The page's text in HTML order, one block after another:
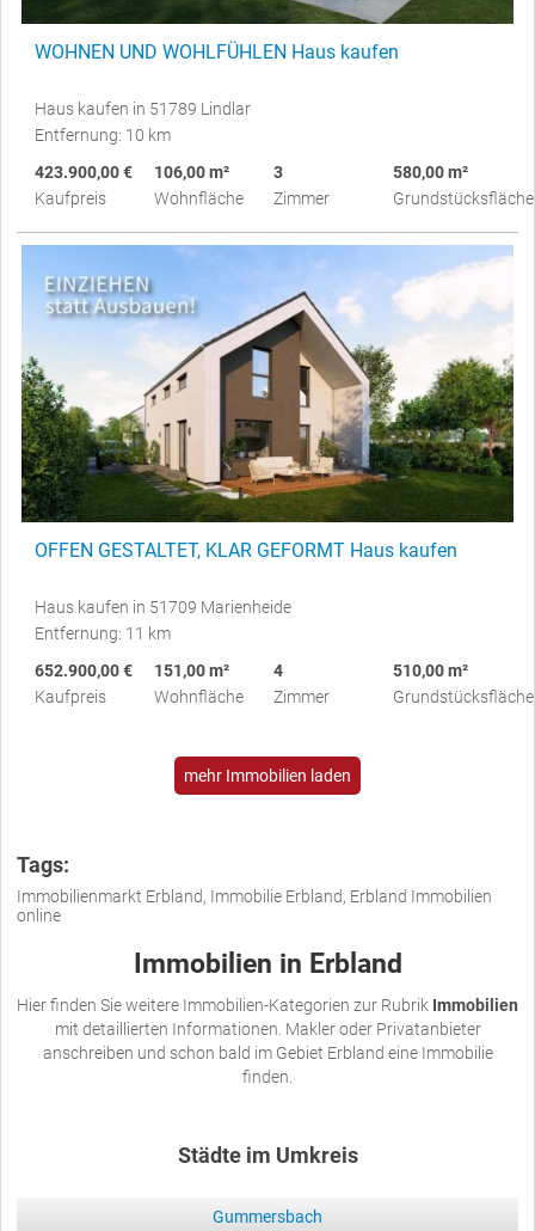
WOHNEN UND WOHLFÜHLEN Haus kaufen
Haus kaufen in 51789 Lindlar
Entfernung: 10 km
423.900,00 €
Kaufpreis
106,00 m²
Wohnfläche
3
Zimmer
580,00 m²
Grundstücksfläche
OFFEN GESTALTET, KLAR GEFORMT Haus kaufen
Haus kaufen in 51709 Marienheide
Entfernung: 11 km
652.900,00 €
Kaufpreis
151,00 m²
Wohnfläche
4
Zimmer
510,00 m²
Grundstücksfläche
mehr Immobilien laden
Tags:
Immobilienmarkt Erbland, Immobilie Erbland, Erbland Immobilien
online
Immobilien in Erbland
Hier finden Sie weitere Immobilien-Kategorien zur Rubrik Immobilien
mit detaillierten Informationen. Makler oder Privatanbieter
anschreiben und schon bald im Gebiet Erbland eine Immobilie
finden.
Städte im Umkreis
Gummersbach